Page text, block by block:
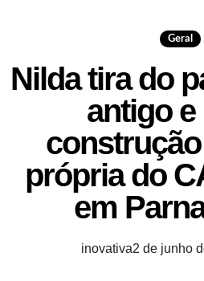
Geral
Nilda tira do
antigo e
própria do
em
inovativa2 de junho